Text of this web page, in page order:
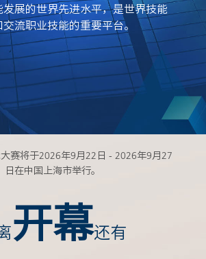
展的世界先进水平，是世界技能
流职业技能的重要平台。
赛将于2026年9月22日 - 2026年9月27
日在中国上海市举行。
开幕还有